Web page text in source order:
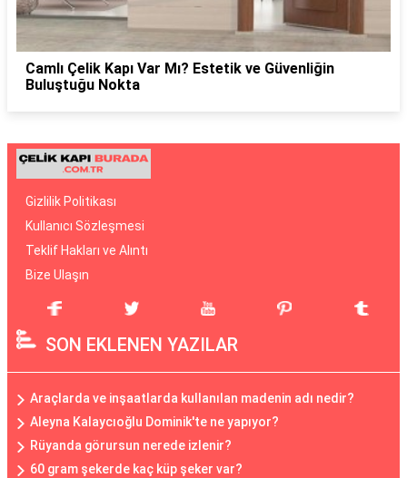
Camlı Çelik Kapı Var Mı? Estetik ve Güvenliğin
Buluştuğu Nokta
Gizlilik Politikası
Kullanıcı Sözleşmesi
Teklif Hakları ve Alıntı
Bize Ulaşın
SON EKLENEN YAZILAR
Araçlarda ve inşaatlarda kullanılan madenin adı nedir?
Aleyna Kalaycıoğlu Dominik'te ne yapıyor?
Rüyanda görursun nerede izlenir?
60 gram şekerde kaç küp şeker var?